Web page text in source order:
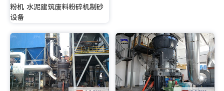
粉机 水泥建筑废料粉碎机制砂
设备